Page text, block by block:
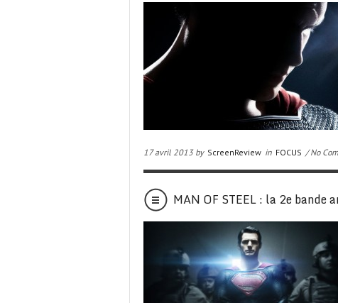
17 avril 2013 by ScreenReview in FOCUS / No
MAN OF STEEL : la 2e bande